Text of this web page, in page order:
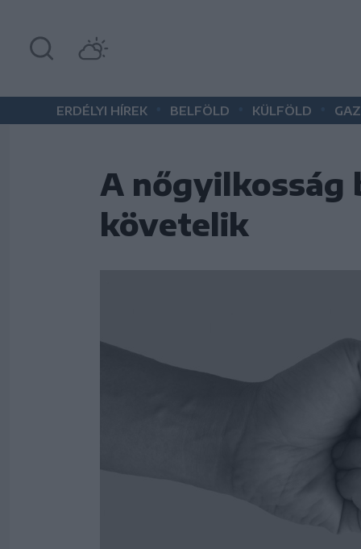
ERDÉLYI HÍREK BELFÖLD KÜLFÖLD
A nőgyilkosság
követelik